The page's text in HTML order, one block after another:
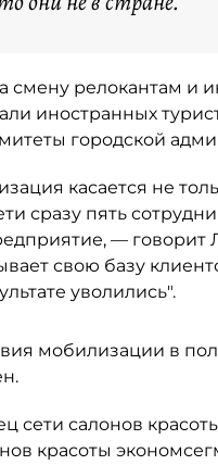
смену релокантам и
иностранных
городской
касается не
сразу пять
—
свою базу
уволились".
мобилизации в
сети салонов
красоты